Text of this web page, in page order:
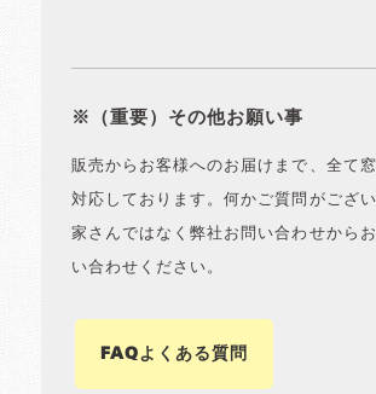
※（重要）その他お願い事
販売からお客様へのお届けまで、全て
対応しております。何かご質問がござ
家さんではなく弊社お問い合わせから
い合わせください。
FAQよくある質問